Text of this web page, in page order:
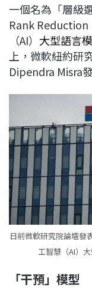
b
o
o
k
a
s
一個名為「層級
Rank Reduction
（AI） 大型語言
上，微軟紐約研
Dipendra Misra
日前微軟研究院論壇發
工智慧（AI）
「干預」模型